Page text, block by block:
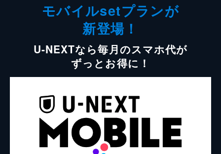
モバイルsetプランが
新登場！
U-NEXTなら毎月のスマホ代が
ずっとお得に！